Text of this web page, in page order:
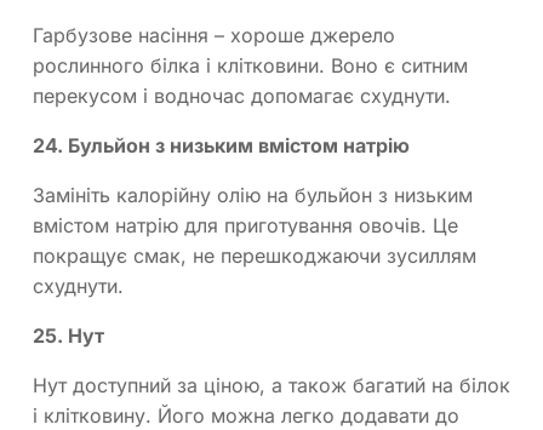
Гарбузове насіння – хороше джерело
рослинного білка і клітковини. Воно є ситним
перекусом і водночас допомагає схуднути.
24. Бульйон з низьким вмістом натрію
Замініть калорійну олію на бульйон з низьким
вмістом натрію для приготування овочів. Це
покращує смак, не перешкоджаючи зусиллям
схуднути.
25. Нут
Нут доступний за ціною, а також багатий на білок
і клітковину. Його можна легко додавати до